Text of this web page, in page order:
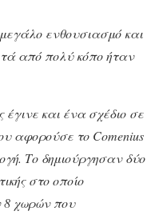
ενθουσιασμό και
από πολύ κόπο ήταν
και ένα σχέδιο σε
αφορούσε το Comenius
Το δημιούργησαν δύο
στο οποίο
8 χωρών που